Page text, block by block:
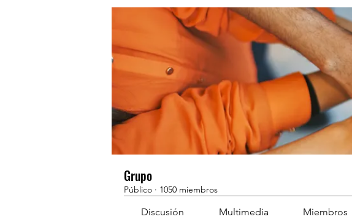
Grupo
Público · 1050 miembros
Discusión Multimedia Miembros